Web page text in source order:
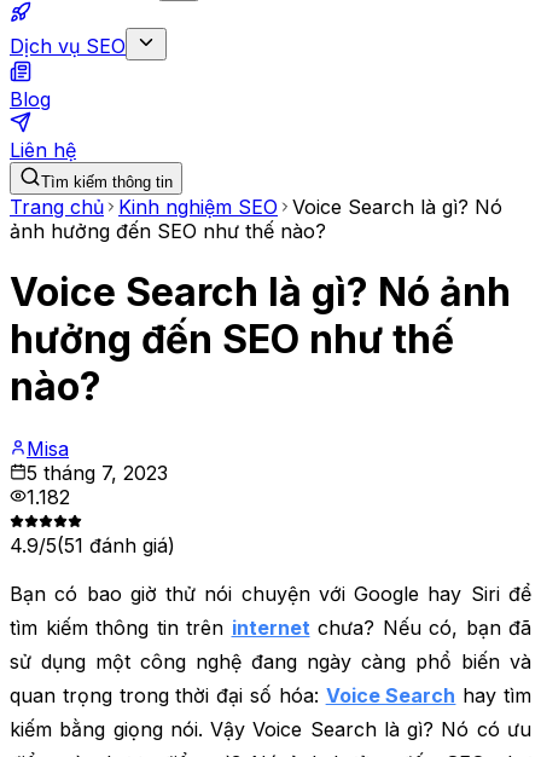
Dịch vụ SEO
Blog
Liên hệ
Tìm kiếm thông tin
Trang chủ Kinh nghiệm SEO
Voice Search là gì? Nó
ảnh hưởng đến SEO như thế nào?
Voice Search là gì? Nó ảnh
hưởng đến SEO như thế
nào?
Misa
5 tháng 7, 2023
1.182
4.9/5(51 đánh giá)
Bạn có bao giờ thử nói chuyện với Google hay Siri để
tìm kiếm thông tin trên internet chưa? Nếu có, bạn đã
sử dụng một công nghệ đang ngày càng phổ biến và
quan trọng trong thời đại số hóa: Voice Search hay tìm
kiếm bằng giọng nói. Vậy Voice Search là gì? Nó có ưu